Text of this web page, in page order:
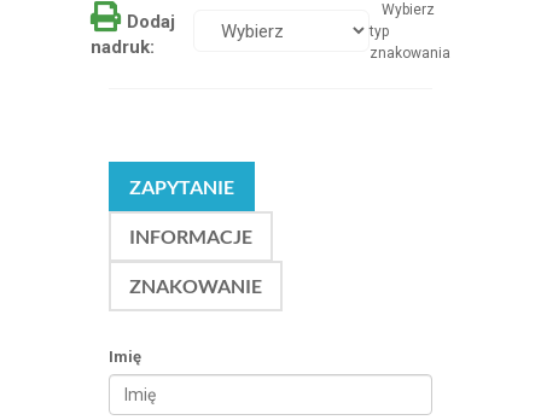
Dodaj
nadruk:
Wybierz
typ
znakowania
ZAPYTANIE
INFORMACJE
ZNAKOWANIE
Imię